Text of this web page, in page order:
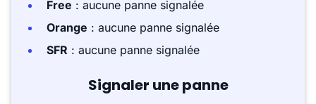
Free : aucune panne signalée
Orange : aucune panne signalée
SFR : aucune panne signalée
Signaler une panne